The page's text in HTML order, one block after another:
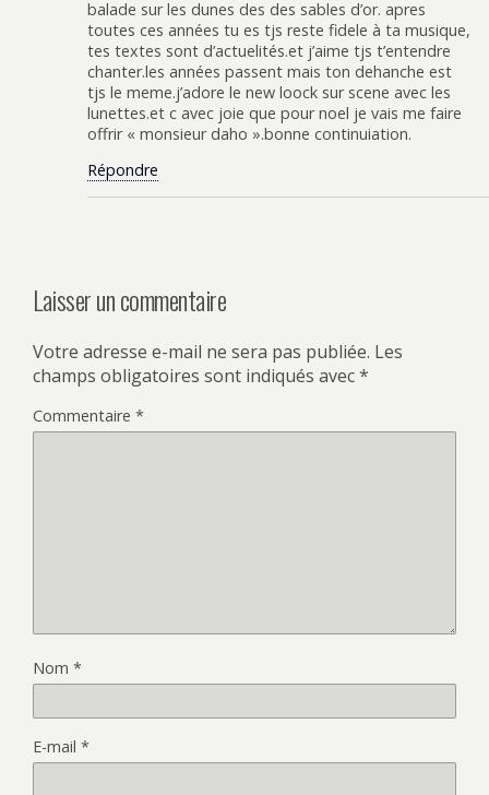
balade sur les dunes des des sables d’or. apres
toutes ces années tu es tjs reste fidele à ta musique,
tes textes sont d’actuelités.et j’aime tjs t’entendre
chanter.les années passent mais ton dehanche est
tjs le meme.j’adore le new loock sur scene avec les
lunettes.et c avec joie que pour noel je vais me faire
offrir « monsieur daho ».bonne continuiation.
Répondre
Laisser un commentaire
Votre adresse e-mail ne sera pas publiée. Les
champs obligatoires sont indiqués avec*
Commentaire *
Nom *
E-mail *